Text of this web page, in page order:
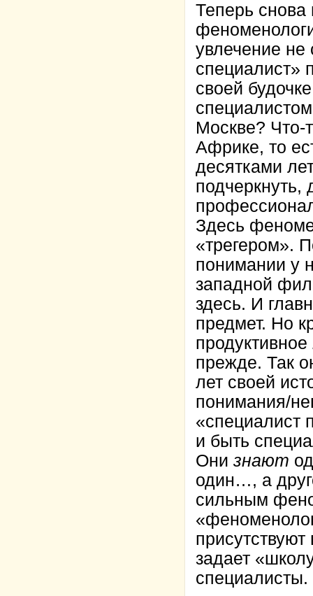
Теперь
увлечение не
специалист»
своей
Москве? Что-
Африке, то
десятками
подчеркнуть,
Здесь
«трегером».
понимании у
западной
здесь. И
предмет. Но
продуктивное
прежде. Так
лет своей
понимания/
«специалист
и быть
Они знают
один…, а
сильным
задает
специалисты.